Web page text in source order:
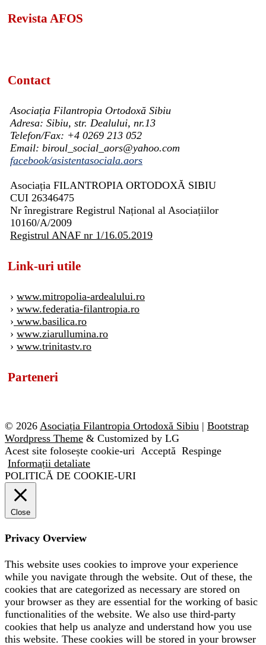
Revista AFOS
Contact
Asociația Filantropia Ortodoxă Sibiu
Adresa: Sibiu, str. Dealului, nr.13
Telefon/Fax: +4 0269 213 052
Email: biroul_social_aors@yahoo.com
facebook/asistentasociala.aors
Asociația FILANTROPIA ORTODOXĂ SIBIU
CUI 26346475
Nr înregistrare Registrul Național al Asociațiilor
10160/A/2009
Registrul ANAF nr 1/16.05.2019
Link-uri utile
› www.mitropolia-ardealului.ro
› www.federatia-filantropia.ro
› www.basilica.ro
› www.ziarullumina.ro
› www.trinitastv.ro
Parteneri
© 2026 Asociația Filantropia Ortodoxă Sibiu | Bootstrap
Wordpress Theme & Customized by LG
Acest site folosește cookie-uri Acceptă Respinge
Informații detaliate
POLITICĂ DE COOKIE-URI
Close
Privacy Overview
This website uses cookies to improve your experience
while you navigate through the website. Out of these, the
cookies that are categorized as necessary are stored on
your browser as they are essential for the working of basic
functionalities of the website. We also use third-party
cookies that help us analyze and understand how you use
this website. These cookies will be stored in your browser